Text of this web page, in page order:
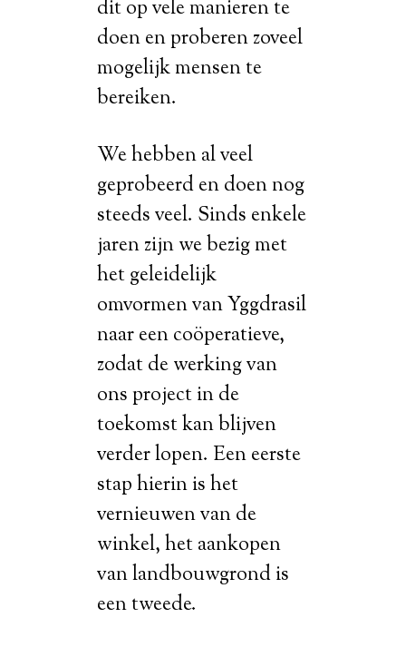
dit op vele manieren te
doen en proberen zoveel
mogelijk mensen te
bereiken.
We hebben al veel
geprobeerd en doen nog
steeds veel. Sinds enkele
jaren zijn we bezig met
het geleidelijk
omvormen van Yggdrasil
naar een coöperatieve,
zodat de werking van
ons project in de
toekomst kan blijven
verder lopen. Een eerste
stap hierin is het
vernieuwen van de
winkel, het aankopen
van landbouwgrond is
een tweede.